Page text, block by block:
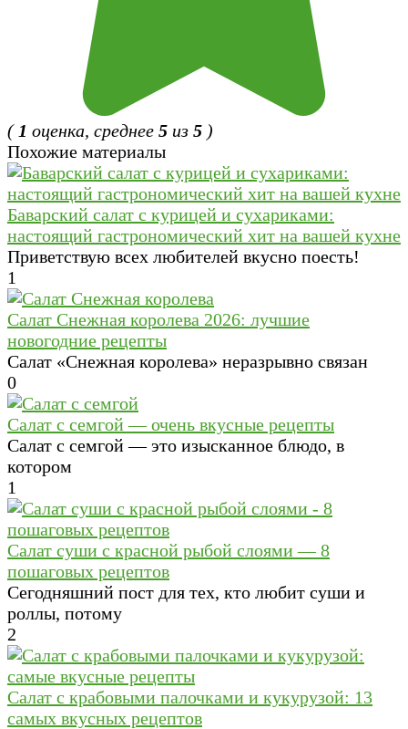
( 1 оценка, среднее 5 из 5 )
Похожие материалы
Баварский салат с курицей и сухариками:
настоящий гастрономический хит на вашей кухне
Приветствую всех любителей вкусно поесть!
1
Салат Cнежная королева 2026: лучшие
новогодние рецепты
Салат «Снежная королева» неразрывно связан
0
Салат с семгой — очень вкусные рецепты
Салат с семгой — это изысканное блюдо, в
котором
1
Салат суши с красной рыбой слоями — 8
пошаговых рецептов
Сегодняшний пост для тех, кто любит суши и
роллы, потому
2
Салат с крабовыми палочками и кукурузой: 13
самых вкусных рецептов